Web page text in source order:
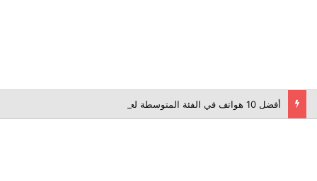
أفضل 10 هواتف في الفئة المتوسطة لعام 2026